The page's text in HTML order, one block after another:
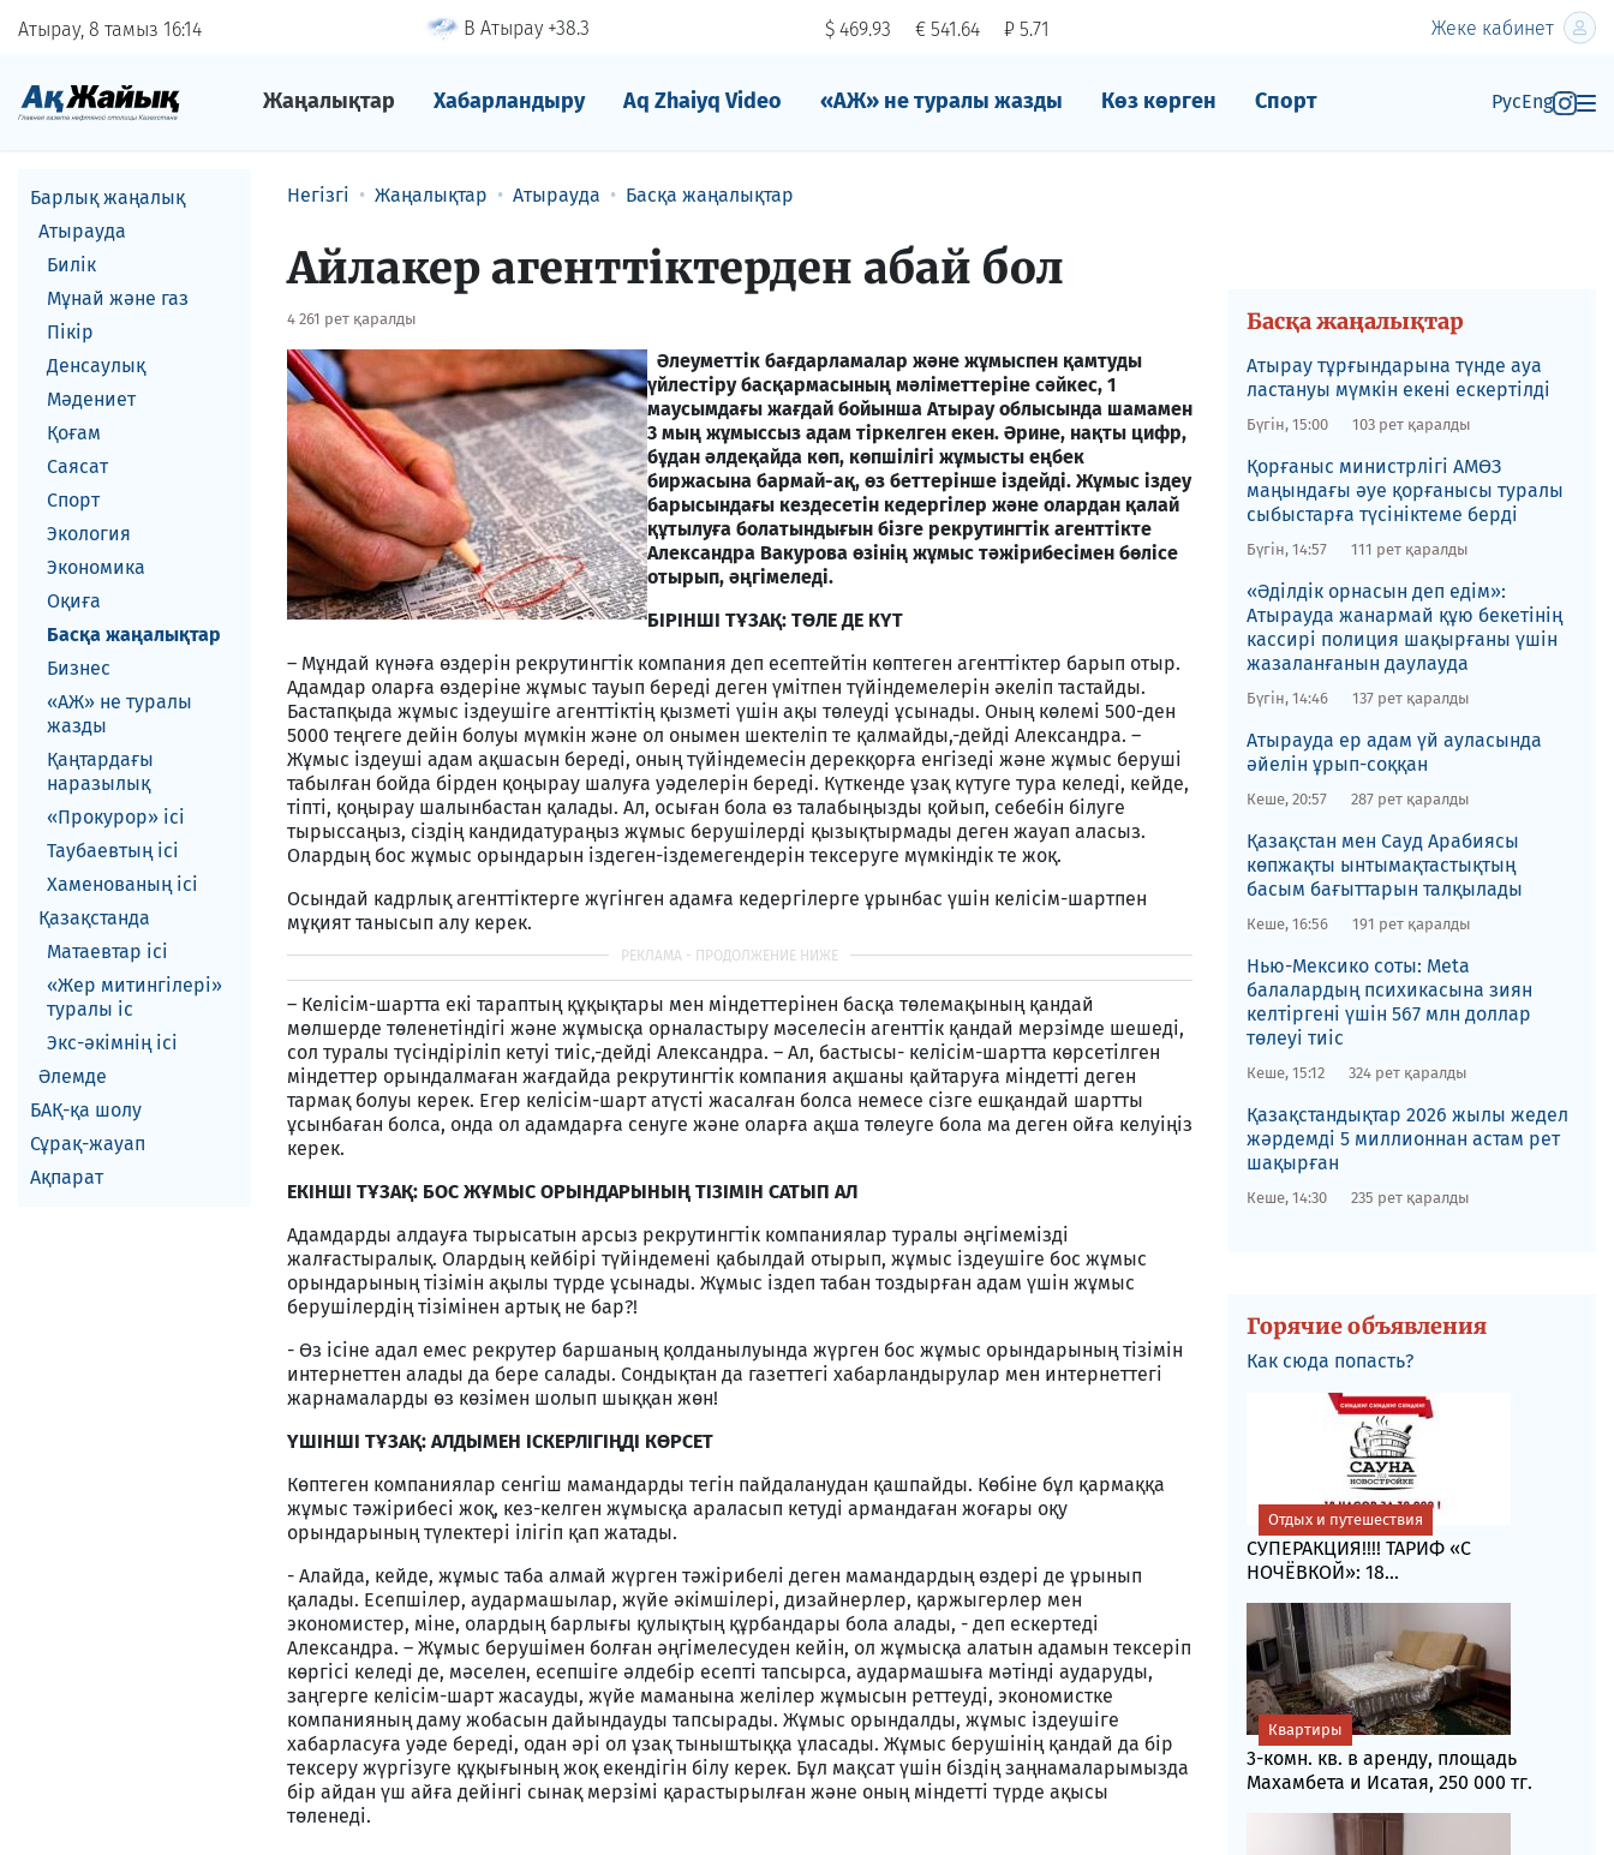
Атырау, 8 тамыз 16:14 В Атырау +38.3 $ 469.93 € 541.64 ₽ 5.71 Жеке кабинет
Жаңалықтар Хабарландыру Aq Zhaiyq Video «АЖ» не туралы жазды Көз көрген Спорт РусEng
Барлық жаңалық
Атырауда
Билік
Мұнай және газ
Пікір
Денсаулық
Мәдениет
Қоғам
Саясат
Спорт
Экология
Экономика
Оқиға
Басқа жаңалықтар
Бизнес
«АЖ» не туралы
жазды
Қаңтардағы
наразылық
«Прокурор» ісі
Таубаевтың ісі
Хаменованың ісі
Қазақстанда
Матаевтар ici
«Жер митингілері»
туралы іс
Экс-әкiмнiң iсi
Әлемде
БАҚ-қа шолу
Сұрақ-жауап
Ақпарат
Негізгі Жаңалықтар Атырауда Басқа жаңалықтар
Айлакер агенттіктерден абай бол
4 261 рет қаралды
Әлеуметтік бағдарламалар және жұмыспен қамтуды
үйлестіру басқармасының мәліметтеріне сәйкес, 1
маусымдағы жағдай бойынша Атырау облысында шамамен
3 мың жұмыссыз адам тіркелген екен. Әрине, нақты цифр,
бұдан әлдеқайда көп, көпшілігі жұмысты еңбек
биржасына бармай-ақ, өз беттерінше іздейді. Жұмыс іздеу
барысындағы кездесетін кедергілер және олардан қалай
құтылуға болатындығын бізге рекрутингтік агенттікте
Александра Вакурова өзінің жұмыс тәжірибесімен бөлісе
отырып, әңгімеледі.
БІРІНШІ ТҰЗАҚ: ТӨЛЕ ДЕ КҮТ
– Мұндай күнәға өздерін рекрутингтік компания деп есептейтін көптеген агенттіктер барып отыр.
Адамдар оларға өздеріне жұмыс тауып береді деген үмітпен түйіндемелерін әкеліп тастайды.
Бастапқыда жұмыс іздеушіге агенттіктің қызметі үшін ақы төлеуді ұсынады. Оның көлемі 500-ден
5000 теңгеге дейін болуы мүмкін және ол онымен шектеліп те қалмайды,-дейді Александра. –
Жұмыс іздеуші адам ақшасын береді, оның түйіндемесін дерекқорға енгізеді және жұмыс беруші
табылған бойда бірден қоңырау шалуға уәделерін береді. Күткенде ұзақ күтуге тура келеді, кейде,
тіпті, қоңырау шалынбастан қалады. Ал, осыған бола өз талабыңызды қойып, себебін білуге
тырыссаңыз, сіздің кандидатураңыз жұмыс берушілерді қызықтырмады деген жауап аласыз.
Олардың бос жұмыс орындарын іздеген-іздемегендерін тексеруге мүмкіндік те жоқ.
Осындай кадрлық агенттіктерге жүгінген адамға кедергілерге ұрынбас үшін келісім-шартпен
мұқият танысып алу керек.
– Келісім-шартта екі тараптың құқықтары мен міндеттерінен басқа төлемақының қандай
мөлшерде төленетіндігі және жұмысқа орналастыру мәселесін агенттік қандай мерзімде шешеді,
сол туралы түсіндіріліп кетуі тиіс,-дейді Александра. – Ал, бастысы- келісім-шартта көрсетілген
міндеттер орындалмаған жағдайда рекрутингтік компания ақшаны қайтаруға міндетті деген
тармақ болуы керек. Егер келісім-шарт атүсті жасалған болса немесе сізге ешқандай шартты
ұсынбаған болса, онда ол адамдарға сенуге және оларға ақша төлеуге бола ма деген ойға келуіңіз
керек.
ЕКІНШІ ТҰЗАҚ: БОС ЖҰМЫС ОРЫНДАРЫНЫҢ ТІЗІМІН САТЫП АЛ
Адамдарды алдауға тырысатын арсыз рекрутингтік компаниялар туралы әңгімемізді
жалғастыралық. Олардың кейбірі түйіндемені қабылдай отырып, жұмыс іздеушіге бос жұмыс
орындарының тізімін ақылы түрде ұсынады. Жұмыс іздеп табан тоздырған адам үшін жұмыс
берушілердің тізімінен артық не бар?!
- Өз ісіне адал емес рекрутер баршаның қолданылуында жүрген бос жұмыс орындарының тізімін
интернеттен алады да бере салады. Сондықтан да газеттегі хабарландырулар мен интернеттегі
жарнамаларды өз көзімен шолып шыққан жөн!
ҮШІНШІ ТҰЗАҚ: АЛДЫМЕН ІСКЕРЛІГІҢДІ КӨРСЕТ
Көптеген компаниялар сенгіш мамандарды тегін пайдаланудан қашпайды. Көбіне бұл қармаққа
жұмыс тәжірибесі жоқ, кез-келген жұмысқа араласып кетуді армандаған жоғары оқу
орындарының түлектері ілігіп қап жатады.
- Алайда, кейде, жұмыс таба алмай жүрген тәжірибелі деген мамандардың өздері де ұрынып
қалады. Есепшілер, аудармашылар, жүйе әкімшілері, дизайнерлер, қаржыгерлер мен
экономистер, міне, олардың барлығы қулықтың құрбандары бола алады, - деп ескертеді
Александра. – Жұмыс берушімен болған әңгімелесуден кейін, ол жұмысқа алатын адамын тексеріп
көргісі келеді де, мәселен, есепшіге әлдебір есепті тапсырса, аудармашыға мәтінді аударуды,
заңгерге келісім-шарт жасауды, жүйе маманына желілер жұмысын реттеуді, экономистке
компанияның даму жобасын дайындауды тапсырады. Жұмыс орындалды, жұмыс іздеушіге
хабарласуға уәде береді, одан әрі ол ұзақ тыныштыққа ұласады. Жұмыс берушінің қандай да бір
тексеру жүргізуге құқығының жоқ екендігін білу керек. Бұл мақсат үшін біздің заңнамаларымызда
бір айдан үш айға дейінгі сынақ мерзімі қарастырылған және оның міндетті түрде ақысы
төленеді.
Басқа жаңалықтар
Атырау тұрғындарына түнде ауа
ластануы мүмкін екені ескертілді
Бүгін, 15:00 103 рет қаралды
Қорғаныс министрлігі АМӨЗ
маңындағы әуе қорғанысы туралы
сыбыстарға түсініктеме берді
Бүгін, 14:57 111 рет қаралды
«Әділдік орнасын деп едім»:
Атырауда жанармай құю бекетінің
кассирі полиция шақырғаны үшін
жазаланғанын даулауда
Бүгін, 14:46 137 рет қаралды
Атырауда ер адам үй ауласында
әйелін ұрып-соққан
Кеше, 20:57 287 рет қаралды
Қазақстан мен Сауд Арабиясы
көпжақты ынтымақтастықтың
басым бағыттарын талқылады
Кеше, 16:56 191 рет қаралды
Нью-Мексико соты​: Meta
балалардың психикасына зиян
келтіргені үшін 567 млн доллар
төлеуі тиіс
Кеше, 15:12 324 рет қаралды
Қазақстандықтар 2026 жылы жедел
жәрдемді 5 миллионнан астам рет
шақырған
Кеше, 14:30 235 рет қаралды
Горячие объявления
Как сюда попасть?
СУПЕРАКЦИЯ!!!! ТАРИФ «C
НОЧЁВКОЙ»: 18...
Отдых и путешествия
3-комн. кв. в аренду, площадь
Махамбета и Исатая, 250 000 тг.
Квартиры